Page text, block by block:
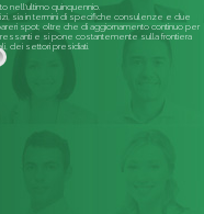
nell'ultimo quinquennio.
sia in termini di specifiche consulenze e due
spot; oltre che di aggiornamento continuo per
e si pone costantemente sulla frontiera
dei settori presidiati.